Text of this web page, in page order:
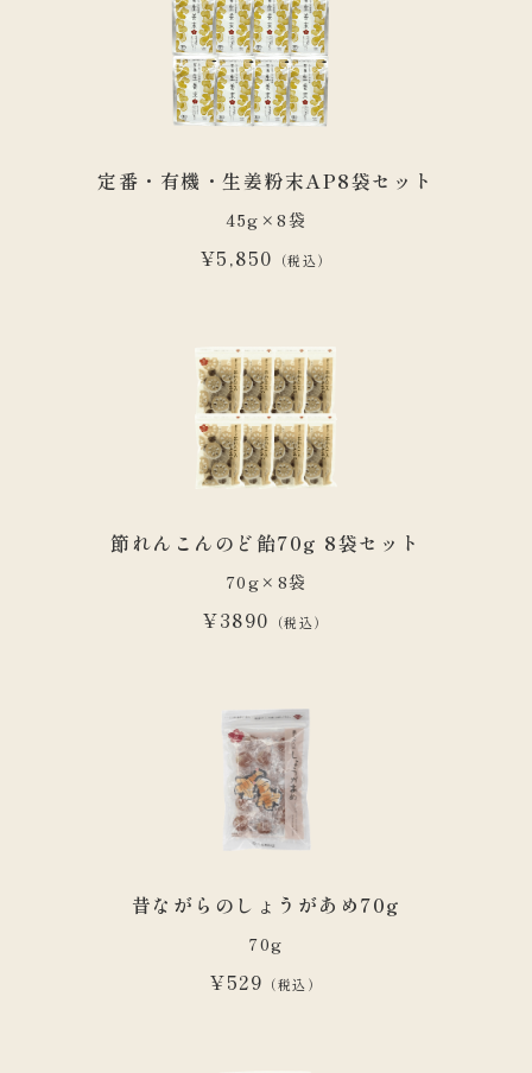
定番・有機・生姜粉末AP8袋セット
45g×8袋
¥5,850 （税込）
節れんこんのど飴70g 8袋セット
70g×8袋
¥3890 （税込）
昔ながらのしょうがあめ70g
70g
¥529 （税込）